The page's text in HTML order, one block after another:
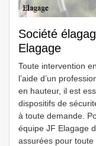
Société
Elagage
Toute intervention
l’aide d’un
en hauteur, il est
dispositifs de
à toute demande.
équipe JF Elagage
assurées pour